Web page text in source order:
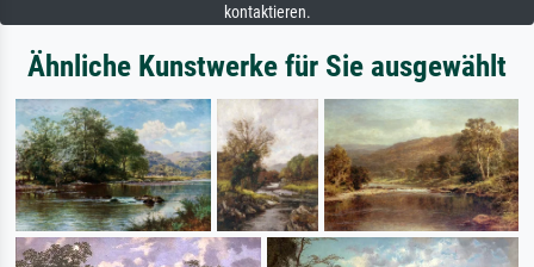
kontaktieren.
Ähnliche Kunstwerke für Sie ausgewählt